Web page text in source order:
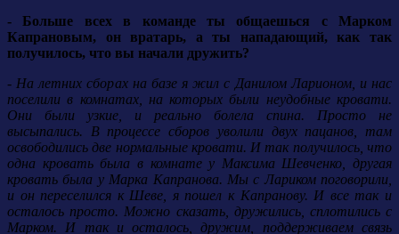
- Больше всех в команде ты общаешься с Марком
Капрановым, он вратарь, а ты нападающий, как так
получилось, что вы начали дружить?
- На летних сборах на базе я жил с Данилом Ларионом, и нас
поселили в комнатах, на которых были неудобные кровати.
Они были узкие, и реально болела спина. Просто не
высыпались. В процессе сборов уволили двух пацанов, там
освободились две нормальные кровати. И так получилось, что
одна кровать была в комнате у Максима Шевченко, другая
кровать была у Марка Капранова. Мы с Лариком поговорили,
и он переселился к Шеве, я пошел к Капранову. И все так и
осталось просто. Можно сказать, дружились, сплотились с
Марком. И так и осталось, дружим, поддерживаем связь